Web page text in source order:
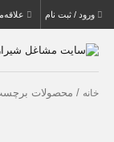
ورود / ثبت نام
خانه / محصولات برچسب